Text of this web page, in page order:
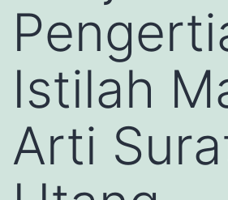
Istilah
Arti